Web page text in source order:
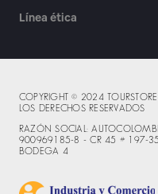
Línea ética
COPYRIGHT © 2024
LOS DERECHOS RESERVADOS
RAZÓN SOCIAL:
900969185-8 - CR 45 # 197-35
BODEGA 4